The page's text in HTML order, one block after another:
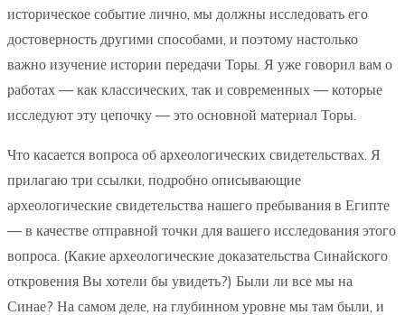
историческое событие лично, мы должны исследовать его
достоверность другими способами, и поэтому настолько
важно изучение истории передачи Торы. Я уже говорил вам о
работах — как классических, так и современных — которые
исследуют эту цепочку — это основной материал Торы.
Что касается вопроса об археологических свидетельствах. Я
прилагаю три ссылки, подробно описывающие
археологические свидетельства нашего пребывания в Египте
— в качестве отправной точки для вашего исследования этого
вопроса. (Какие археологические доказательства Синайского
откровения Вы хотели бы увидеть?) Были ли все мы на
Синае? На самом деле, на глубинном уровне мы там были, и